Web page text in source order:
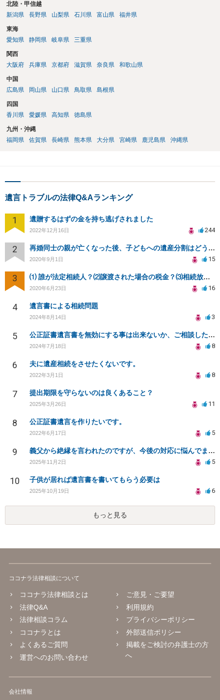
北陸・甲信越
新潟県
長野県 山梨県 石川県 富山県 福井県
東海
愛知県
静岡県 岐阜県 三重県
関西
大阪府
兵庫県 京都府 滋賀県 奈良県 和歌山県
中国
広島県
岡山県 山口県 鳥取県 島根県
四国
香川県
愛媛県 高知県 徳島県
九州・沖縄
福岡県
佐賀県 長崎県 熊本県 大分県 宮崎県 鹿児島県 沖縄県
遺言トラブルの法律Q&Aランキング
1 遺贈するはずの金を持ち逃げされました
2022年12月16日 244
2 再婚同士の親が亡くなった後、子どもへの遺産分割はどうなる？
2020年9月1日 15
3 ⑴ 誰が法定相続人？⑵譲渡された場合の税金？⑶相続放棄後同じ不動産を相続できない？⑷借金返済義務は？
2020年6月23日 16
4 遺言書による相続問題
2024年8月14日 3
5 公正証書遺言書を無効にする事は出来ないか、ご相談したいです。
2024年7月18日 8
6 夫に遺産相続をさせたくないです。
2022年3月1日 8
7 提出期限を守らないのは良くあること？
2025年3月26日 11
8 公正証書遺言を作りたいです。
2022年6月17日 5
9 義父から絶縁を言われたのですが、今後の対応に悩んでます。
2025年11月2日 5
10 子供が居れば遺言書を書いてもらう必要は
2025年10月19日 6
もっと見る
ココナラ法律相談について
ココナラ法律相談とは
法律Q&A
法律相談コラム
ココナラとは
よくあるご質問
運営へのお問い合わせ
ご意見・ご要望
利用規約
プライバシーポリシー
外部送信ポリシー
掲載をご検討の弁護士の方
へ
会社情報